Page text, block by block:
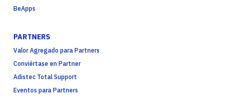
BeApps
PARTNERS
Valor Agregado para Partners
Conviértase en Partner
Adistec Total Support
Eventos para Partners